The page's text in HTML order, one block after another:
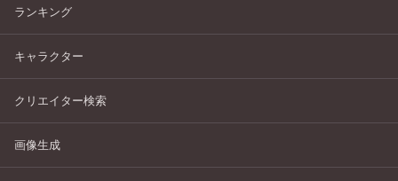
ランキング
キャラクター
クリエイター検索
画像生成